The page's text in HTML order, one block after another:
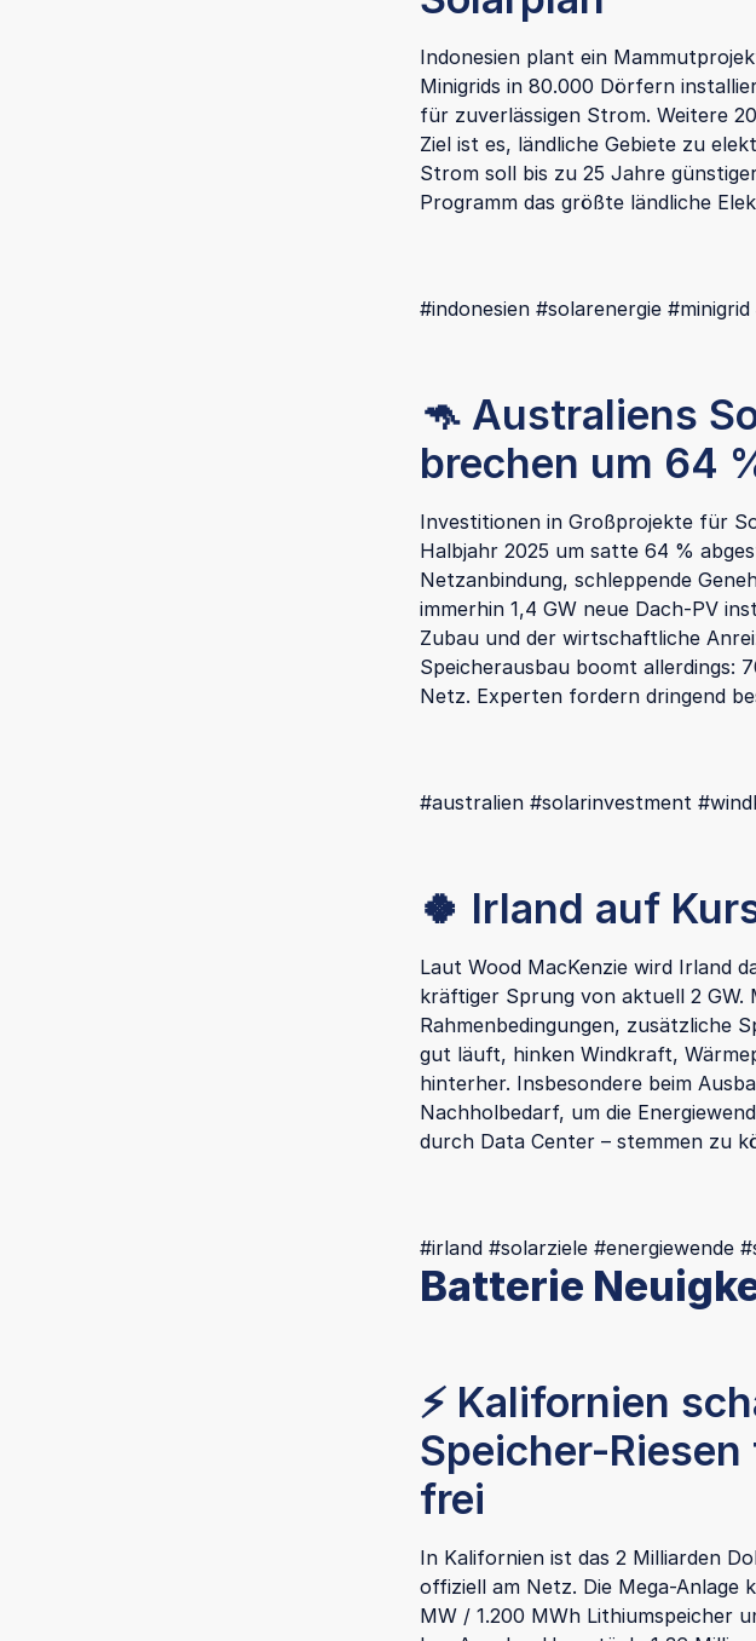
Indonesien plant ein
Minigrids in 80.000 Dörfern
für zuverlässigen Strom. Weitere
Ziel ist es, ländliche Gebiete zu
Strom soll bis zu 25 Jahre
Programm das größte ländliche
#indonesien #solarenergie
🦘 Australiens
brechen um 64
Investitionen in Großprojekte für
Halbjahr 2025 um satte 64 %
Netzanbindung, schleppende
immerhin 1,4 GW neue Dach-PV
Zubau und der wirtschaftliche
Speicherausbau boomt allerdings:
Netz. Experten fordern dringend
#australien #solarinvestment
🍀 Irland auf
Laut Wood MacKenzie wird Irland
kräftiger Sprung von aktuell 2 GW.
Rahmenbedingungen, zusätzliche
gut läuft, hinken Windkraft,
hinterher. Insbesondere beim
Nachholbedarf, um die
durch Data Center – stemmen zu
#irland #solarziele #energiewende
Batterie
⚡ Kalifornien
Speicher-
frei
In Kalifornien ist das 2 Milliarden
offiziell am Netz. Die Mega-Anlage
MW / 1.200 MWh Lithiumspeicher